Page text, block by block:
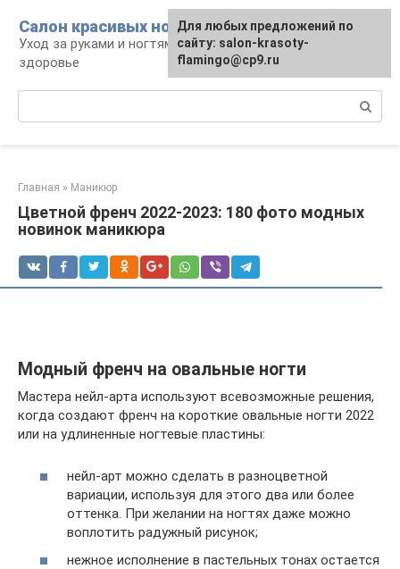
контенту
Салон красивых ноготков
Уход за руками и ногтями, красота и
здоровье
Главная » Маникюр
Цветной френч 2022-2023: 180 фото модных
новинок маникюра
Модный френч на овальные ногти
Мастера нейл-арта используют всевозможные решения,
когда создают френч на короткие овальные ногти 2022
или на удлиненные ногтевые пластины:
нейл-арт можно сделать в разноцветной
вариации, используя для этого два или более
оттенка. При желании на ногтях даже можно
воплотить радужный рисунок;
нежное исполнение в пастельных тонах остается
Для любых предложений по
сайту: salon-krasoty-
flamingo@cp9.ru